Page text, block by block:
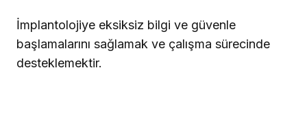
İmplantolojiye eksiksiz bilgi ve güvenle
başlamalarını sağlamak ve çalışma sürecinde
desteklemektir.